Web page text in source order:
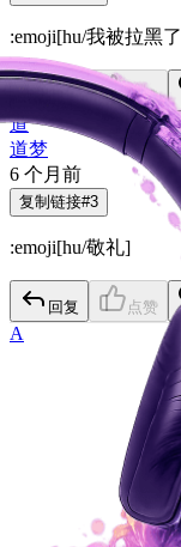
:emoji[hu/我被拉黑了
回复 点赞
道
道梦
6 个月前
复制链接#3
:emoji[hu/敬礼]
回复 点赞
A